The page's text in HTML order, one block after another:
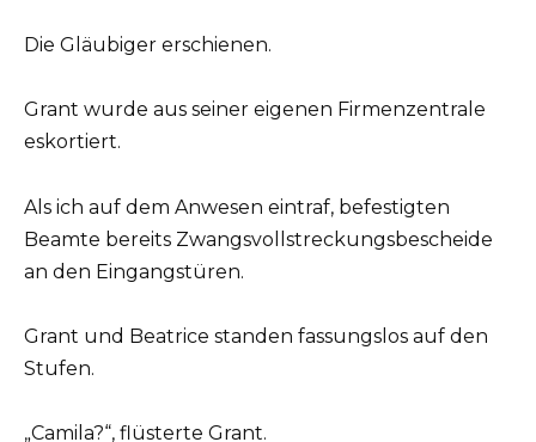
Die Gläubiger erschienen.
Grant wurde aus seiner eigenen Firmenzentrale
eskortiert.
Als ich auf dem Anwesen eintraf, befestigten
Beamte bereits Zwangsvollstreckungsbescheide
an den Eingangstüren.
Grant und Beatrice standen fassungslos auf den
Stufen.
„Camila?“, flüsterte Grant.